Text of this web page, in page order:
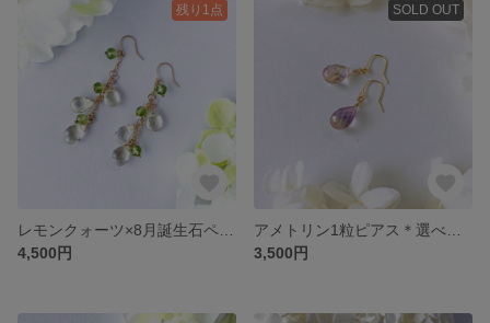
残り1点
4,500円
SOLD OUT
3,500円